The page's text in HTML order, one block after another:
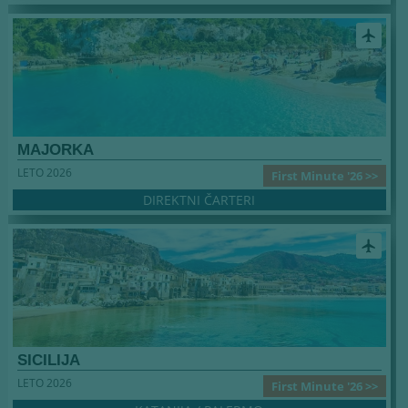
airplanemode_active
MAJORKA
First Minute '26 >>
LETO 2026
DIREKTNI ČARTERI
airplanemode_active
SICILIJA
First Minute '26 >>
LETO 2026